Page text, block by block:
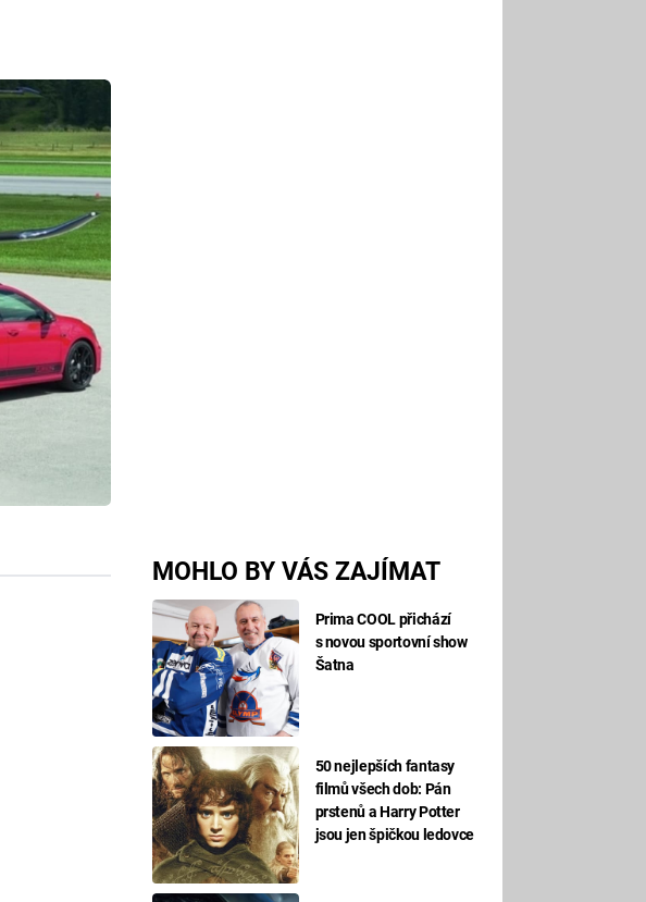
MOHLO BY VÁS ZAJÍMAT
Prima COOL přichází
s novou sportovní show
Šatna
50 nejlepších fantasy
filmů všech dob: Pán
prstenů a Harry Potter
jsou jen špičkou ledovce